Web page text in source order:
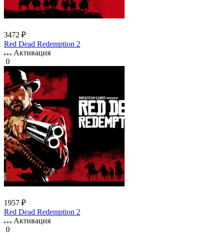
3472 ₽
Red Dead Redemption 2
Активация
0
1957 ₽
Red Dead Redemption 2
Активация
0